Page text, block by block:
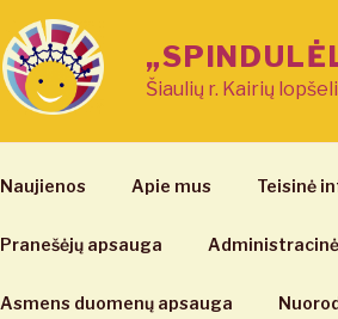
Šiaulių r. Kairių
Naujienos Apie mus Teisinė
Pranešėjų apsauga
Asmens duomenų apsauga